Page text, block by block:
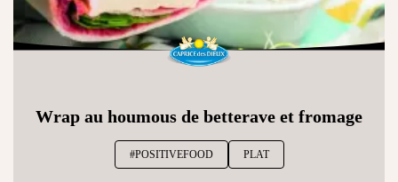
Wrap au houmous de betterave et fromage
#POSITIVEFOOD PLAT